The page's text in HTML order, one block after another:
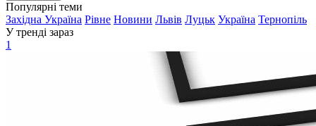
Популярні теми
Західна Україна Рівне Новини Львів Луцьк Україна Тернопіль
У тренді зараз
1